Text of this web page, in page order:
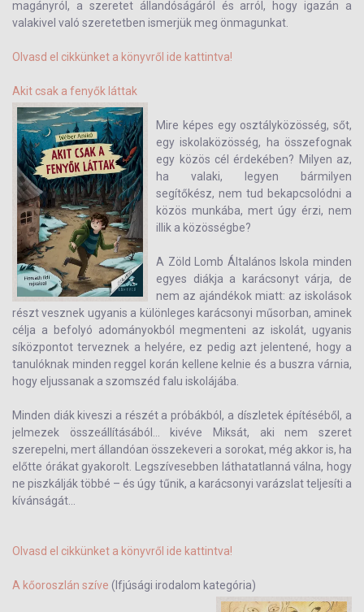
magányról, a szeretet állandóságáról és arról, hogy igazán a
valakivel való szeretetben ismerjük meg önmagunkat.
Olvasd el cikkünket a könyvről ide kattintva!
Akit csak a fenyők láttak
Mire képes egy osztályközösség, sőt,
egy iskolaközösség, ha összefognak
egy közös cél érdekében? Milyen az,
ha valaki, legyen bármilyen
segítőkész, nem tud bekapcsolódni a
közös munkába, mert úgy érzi, nem
illik a közösségbe?
A Zöld Lomb Általános Iskola minden
egyes diákja a karácsonyt várja, de
nem az ajándékok miatt: az iskolások
részt vesznek ugyanis a különleges karácsonyi műsorban, aminek
célja a befolyó adományokból megmenteni az iskolát, ugyanis
síközpontot terveznek a helyére, ez pedig azt jelentené, hogy a
tanulóknak minden reggel korán kellene kelnie és a buszra várnia,
hogy eljussanak a szomszéd falu iskolájába.
Minden diák kiveszi a részét a próbákból, a díszletek építéséből, a
jelmezek összeállításából... kivéve Miksát, aki nem szeret
szerepelni, mert állandóan összekeveri a sorokat, még akkor is, ha
előtte órákat gyakorolt. Legszívesebben láthatatlanná válna, hogy
ne piszkálják többé – és úgy tűnik, a karácsonyi varázslat teljesíti a
kívánságát...
Olvasd el cikkünket a könyvről ide kattintva!
A kőoroszlán szíve (Ifjúsági irodalom kategória)